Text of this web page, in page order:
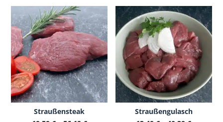
Dieses Produkt weist mehrere Varianten auf. Die Optionen können auf der Produktseite gewählt werden
Straußensteak
Dieses Produkt weist mehrere Varianten auf. Die Optionen können auf der Produktseite gewählt werden
Straußengulasch